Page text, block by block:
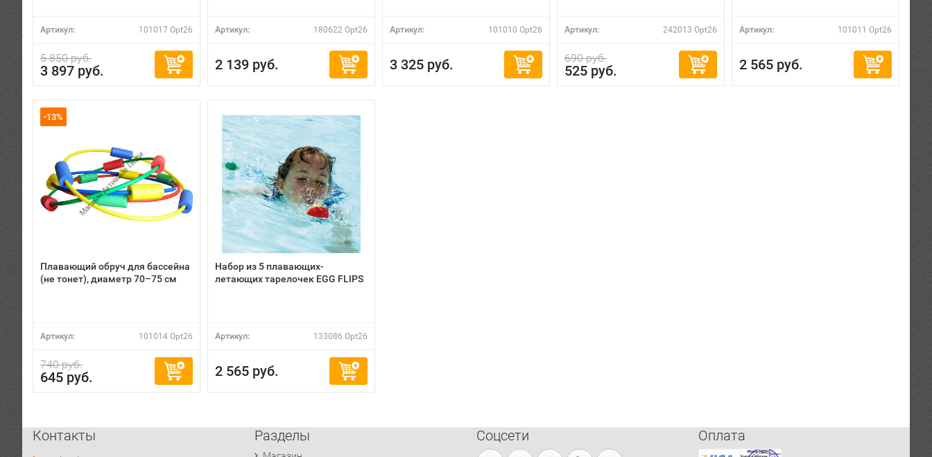
Артикул: 101017 Opt26
5 850 руб.
3 897 руб.
Артикул: 180622 Opt26
2 139 руб.
Артикул: 101010 Opt26
3 325 руб.
Артикул: 242013 Opt26
690 руб.
525 руб.
Артикул: 101011 Opt26
2 565 руб.
-13%
Плавающий обруч для бассейна
(не тонет), диаметр 70–75 см
Артикул: 101014 Opt26
740 руб.
645 руб.
Набор из 5 плавающих-
летающих тарелочек EGG FLIPS
Артикул: 133086 Opt26
2 565 руб.
Контакты Разделы Соцсети Оплата